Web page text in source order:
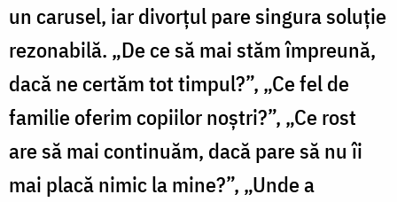
un carusel, iar divorţul pare singura soluţie
rezonabilă. „De ce să mai stăm împreună,
dacă ne certăm tot timpul?”, „Ce fel de
familie oferim copiilor noştri?”, „Ce rost
are să mai continuăm, dacă pare să nu îi
mai placă nimic la mine?”, „Unde a